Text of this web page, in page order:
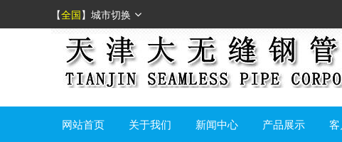
【全国】 城市切换
网站首页 关于我们 新闻中心 产品展示